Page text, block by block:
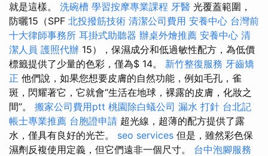
就是這樣。 洗碗槽 學習按摩專業課程 牙醫 光覆蓋範圍，
防曬15（SPF 北投撥筋技術 清潔公司費用 安養中心 台灣前
十大律師事務所 耳掛式助聽器 辦桌外燴推薦 安養中心 清
潔人員 護照代辦 15），保濕成分和低過敏性配方，為低價
標籤提供了少量的色彩，僅為$ 14。 新竹整復服務 牙齒矯
正 他們說，如果您想要皮膚的自然功能，例如毛孔，雀
斑，閃耀著它，它就會“生活在地球，裸露的皮膚，化妝之
間”。 搬家公司費用ptt 桃園除白蟻公司 漏水 打針 台北記
帳士專業推薦 台胞證申請 超光線，超薄的配方提供了露
水，僅具有良好的光芒。 seo services 但是，雖然彩色保
濕劑反複使用定義，但它們遠非一個尺寸。 台中泡腳服務